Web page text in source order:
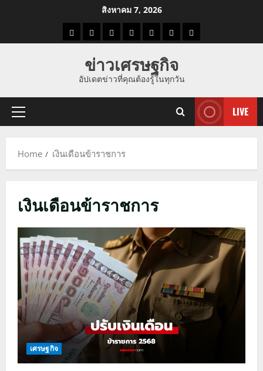
สิงหาคม 7, 2026
ราคาแนว
ราคา
ทอง
ข่าว
นี้
ข่าว
ดูด
ที่
ผู้ชาย
ข่าวเศรษฐกิจ
อัปเดตข่าวที่คุณต้องรู้ในทุกวัน
Primary
LIVE
Home เงินเดือนข้าราชการ
เงินเดือนข้าราชการ
เศรษฐกิจ